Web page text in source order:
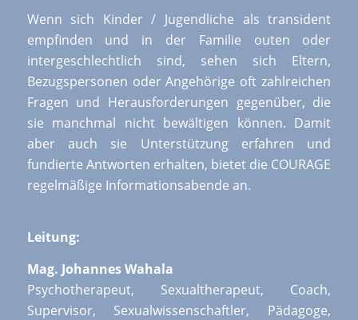
Wenn sich Kinder / Jugendliche als transident
empfinden und in der Familie outen oder
intergeschlechtlich sind, sehen sich Eltern,
Bezugspersonen oder Angehörige oft zahlreichen
Fragen und Herausforderungen gegenüber, die
sie manchmal nicht bewältigen können. Damit
aber auch sie Unterstützung erfahren und
fundierte Antworten erhalten, bietet die COURAGE
regelmäßige Informationsabende an.
Leitung:
Mag. Johannes Wahala
Psychotherapeut, Sexualtherapeut, Coach,
Supervisor, Sexualwissenschaftler, Pädagoge,